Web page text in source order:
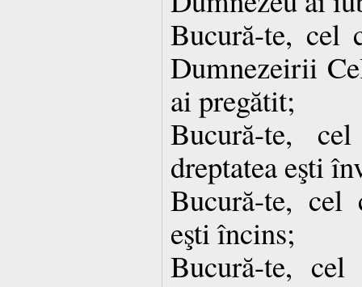
Bucură-te, cel
Dumnezeirii
ai pregătit;
Bucură-te,
dreptatea eşti
Bucură-te,
eşti încins;
Bucură-te, cel